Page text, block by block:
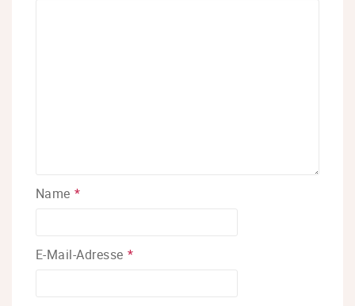
Name*
E-Mail-Adresse *